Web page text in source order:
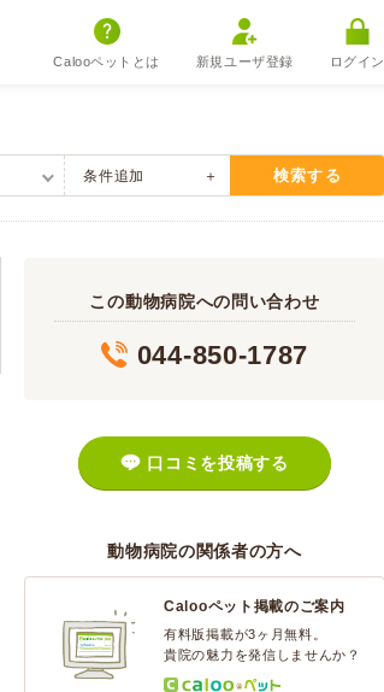
Calooペットとは 新規ユーザ登録 ログイン
条件追加 検索する
この動物病院への問い合わせ
044-850-1787
口コミを投稿する
動物病院の関係者の方へ
Calooペット掲載のご案内
有料版掲載が3ヶ月無料。
貴院の魅力を発信しませんか？